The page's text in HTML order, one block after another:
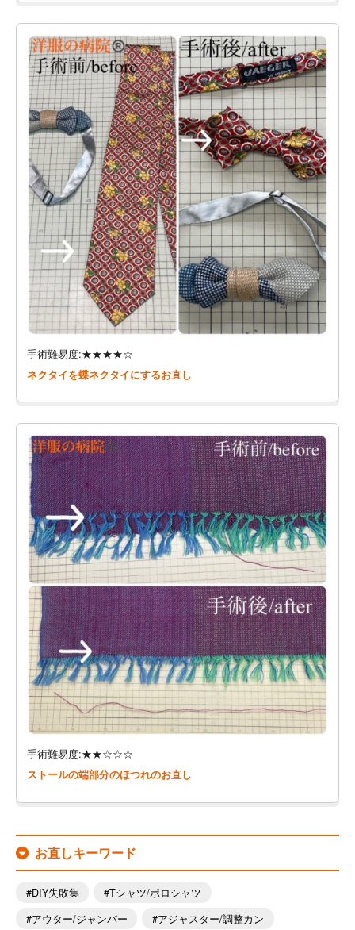
手術難易度:★★★★☆
ネクタイを蝶ネクタイにするお直し
手術難易度:★★☆☆☆
ストールの端部分のほつれのお直し
お直しキーワード
DIY失敗集
Tシャツ/ポロシャツ
アウター/ジャンパー
アジャスター/調整カン